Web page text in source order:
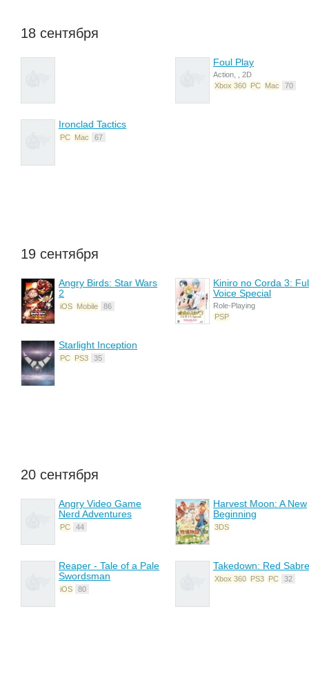
18 сентября
Foul Play
Action, , 2D
Xbox 360 PC Mac 70
Ironclad Tactics
PC Mac 67
19 сентября
Angry Birds: Star Wars
2
iOS Mobile 86
Kiniro no Corda 3:
Voice Special
Role-Playing
PSP
Starlight Inception
PC PS3 35
20 сентября
Angry Video Game
Nerd Adventures
PC 44
Harvest Moon: A New
Beginning
3DS
Reaper - Tale of a Pale
Swordsman
iOS 80
Takedown: Red Sabre
Xbox 360 PS3 PC 32